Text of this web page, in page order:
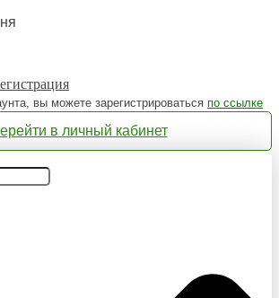
вы можете зарегистрироваться по ссылке
в личный кабинет